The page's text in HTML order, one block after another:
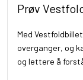
Prøv
Med
overganger, og
og lettere å